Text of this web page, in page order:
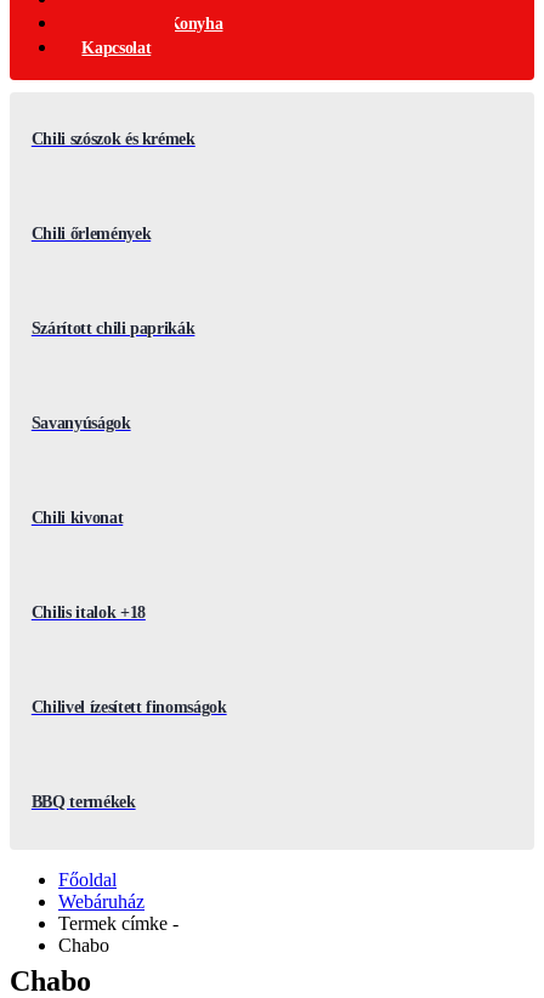
Nemzetközi Konyha
Kapcsolat
Chili szószok és krémek
Chili őrlemények
Szárított chili paprikák
Savanyúságok
Chili kivonat
Chilis italok +18
Chilivel ízesített finomságok
BBQ termékek
Főoldal
Webáruház
Termek címke -
Chabo
Chabo